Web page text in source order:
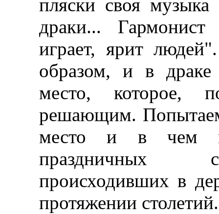
пляски своя
драки...
играет, ярит
образом, и в
место, которое,
решающим.
место и в чем
праздничных
происходивших в
протяжении столетий.